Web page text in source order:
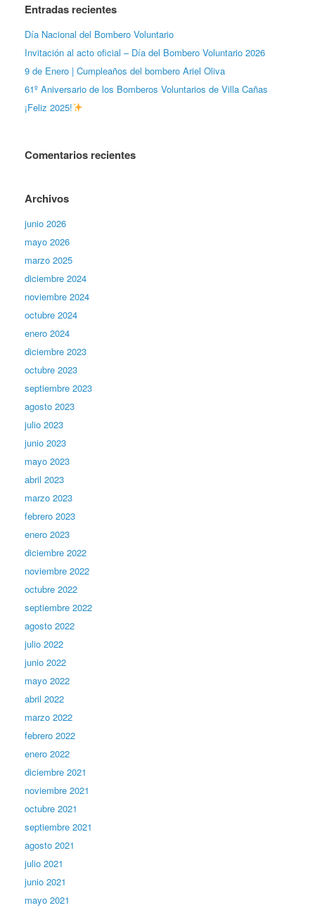
Entradas recientes
Día Nacional del Bombero Voluntario
Invitación al acto oficial – Día del Bombero Voluntario 2026
9 de Enero | Cumpleaños del bombero Ariel Oliva
61º Aniversario de los Bomberos Voluntarios de Villa Cañas
¡Feliz 2025!
Comentarios recientes
Archivos
junio 2026
mayo 2026
marzo 2025
diciembre 2024
noviembre 2024
octubre 2024
enero 2024
diciembre 2023
octubre 2023
septiembre 2023
agosto 2023
julio 2023
junio 2023
mayo 2023
abril 2023
marzo 2023
febrero 2023
enero 2023
diciembre 2022
noviembre 2022
octubre 2022
septiembre 2022
agosto 2022
julio 2022
junio 2022
mayo 2022
abril 2022
marzo 2022
febrero 2022
enero 2022
diciembre 2021
noviembre 2021
octubre 2021
septiembre 2021
agosto 2021
julio 2021
junio 2021
mayo 2021